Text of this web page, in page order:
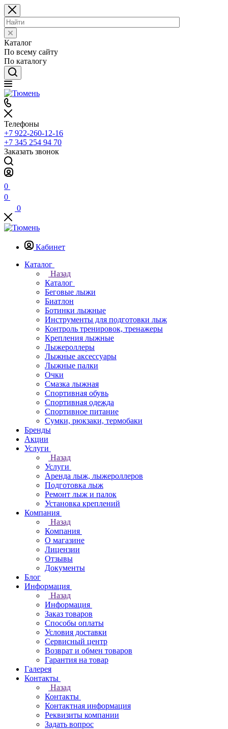
Каталог
По всему сайту
По каталогу
Телефоны
+7 922-260-12-16
+7 345 254 94 70
Заказать звонок
0
0
0
Кабинет
Каталог
Назад
Каталог
Беговые лыжи
Биатлон
Ботинки лыжные
Инструменты для подготовки лыж
Контроль тренировок, тренажеры
Крепления лыжные
Лыжероллеры
Лыжные аксессуары
Лыжные палки
Очки
Смазка лыжная
Спортивная обувь
Спортивная одежда
Спортивное питание
Сумки, рюкзаки, термобаки
Бренды
Акции
Услуги
Назад
Услуги
Аренда лыж, лыжероллеров
Подготовка лыж
Ремонт лыж и палок
Установка креплений
Компания
Назад
Компания
О магазине
Лицензии
Отзывы
Документы
Блог
Информация
Назад
Информация
Заказ товаров
Способы оплаты
Условия доставки
Сервисный центр
Возврат и обмен товаров
Гарантия на товар
Галерея
Контакты
Назад
Контакты
Контактная информация
Реквизиты компании
Задать вопрос